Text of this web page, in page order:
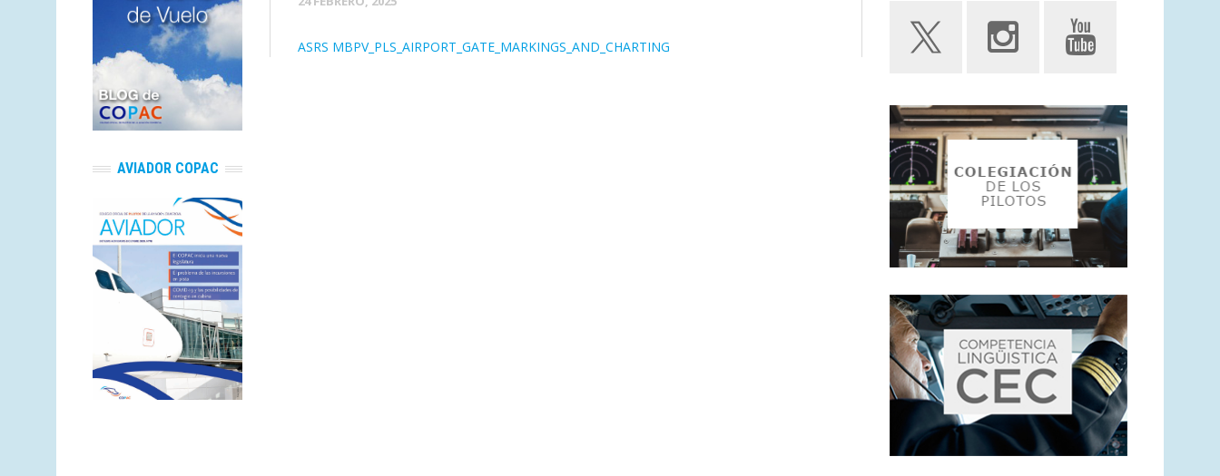
ASRS MBPV_PLS_AIRPORT_GATE_MARKINGS_AND_CHARTING
AVIADOR COPAC